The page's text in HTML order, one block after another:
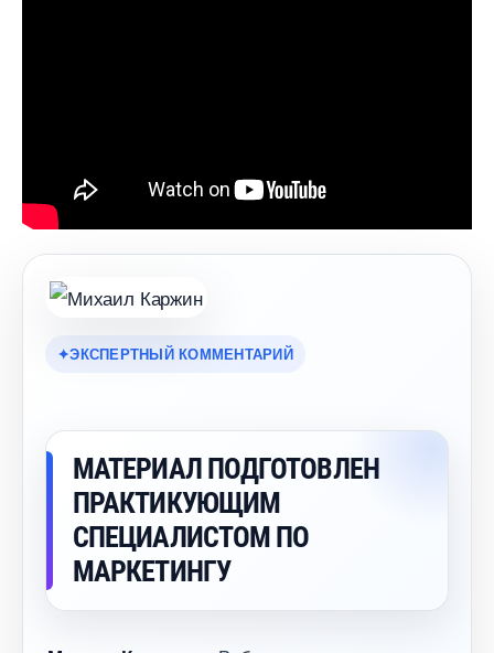
ЭКСПЕРТНЫЙ КОММЕНТАРИЙ
МАТЕРИАЛ ПОДГОТОВЛЕН
ПРАКТИКУЮЩИМ
СПЕЦИАЛИСТОМ ПО
МАРКЕТИНГУ